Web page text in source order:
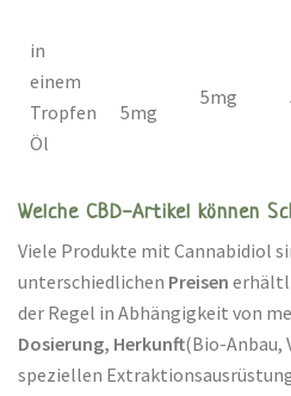
in
einem
Tropfen
Öl
5mg
5mg
Welche CBD-Artikel können
Viele Produkte mit Cannabidiol
unterschiedlichen Preisen
der Regel in Abhängigkeit von
Dosierung, Herkunft(Bio-Anbau,
speziellen